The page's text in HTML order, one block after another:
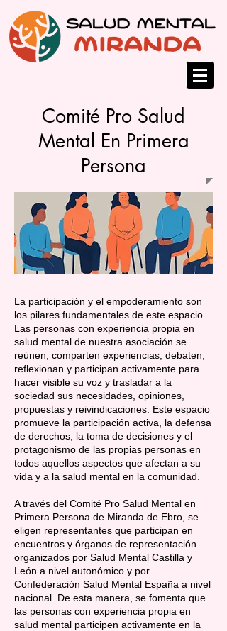
Comité Pro Salud
Mental En Primera
Persona
La participación y el empoderamiento son
los pilares fundamentales de este espacio.
Las personas con experiencia propia en
salud mental de nuestra asociación se
reúnen, comparten experiencias, debaten,
reflexionan y participan activamente para
hacer visible su voz y trasladar a la
sociedad sus necesidades, opiniones,
propuestas y reivindicaciones. Este espacio
promueve la participación activa, la defensa
de derechos, la toma de decisiones y el
protagonismo de las propias personas en
todos aquellos aspectos que afectan a su
vida y a la salud mental en la comunidad.
A través del Comité Pro Salud Mental en
Primera Persona de Miranda de Ebro, se
eligen representantes que participan en
encuentros y órganos de representación
organizados por Salud Mental Castilla y
León a nivel autonómico y por
Confederación Salud Mental España a nivel
nacional. De esta manera, se fomenta que
las personas con experiencia propia en
salud mental participen activamente en la